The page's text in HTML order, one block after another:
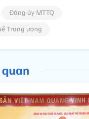
Đảng ủy MTTQ
Trung ương